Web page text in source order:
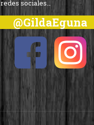
sociales…
@GildaEguna